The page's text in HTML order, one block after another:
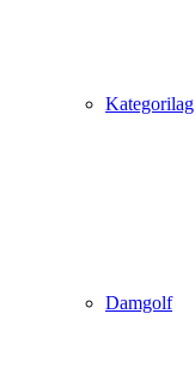
Kategorilag
Damgolf